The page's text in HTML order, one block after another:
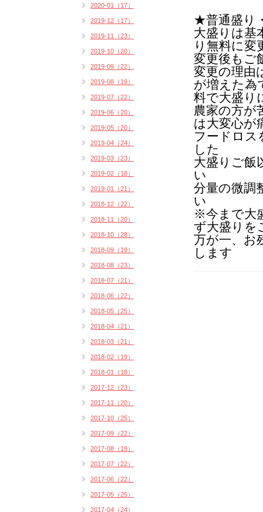
★普通盛り
大盛りは基
り無料に変
変更後もご
変更の理由
が増えた為
料で大盛り
農家の方が
は大変心が
フードロス
した
大盛りご飯
い
分量の微調
い
※今まで大
ず大盛りを
万が一、お
します
2020-01（17）
2019-12（17）
2019-11（23）
2019-10（20）
2019-09（22）
2019-08（19）
2019-07（22）
2019-06（20）
2019-05（20）
2019-04（24）
2019-03（23）
2019-02（18）
2019-01（21）
2018-12（22）
2018-11（20）
2018-10（28）
2018-09（19）
2018-08（23）
2018-07（21）
2018-06（22）
2018-05（25）
2018-04（21）
2018-03（21）
2018-02（19）
2018-01（18）
2017-12（23）
2017-11（20）
2017-10（25）
2017-09（22）
2017-08（19）
2017-07（22）
2017-06（22）
2017-05（25）
2017-04（24）